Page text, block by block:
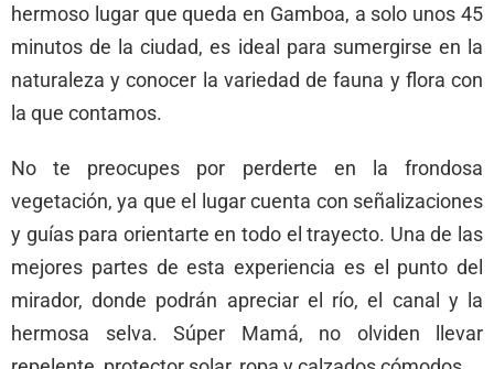
hermoso lugar que queda en Gamboa, a solo unos 45
minutos de la ciudad, es ideal para sumergirse en la
naturaleza y conocer la variedad de fauna y flora con
la que contamos.
No te preocupes por perderte en la frondosa
vegetación, ya que el lugar cuenta con señalizaciones
y guías para orientarte en todo el trayecto. Una de las
mejores partes de esta experiencia es el punto del
mirador, donde podrán apreciar el río, el canal y la
hermosa selva. Súper Mamá, no olviden llevar